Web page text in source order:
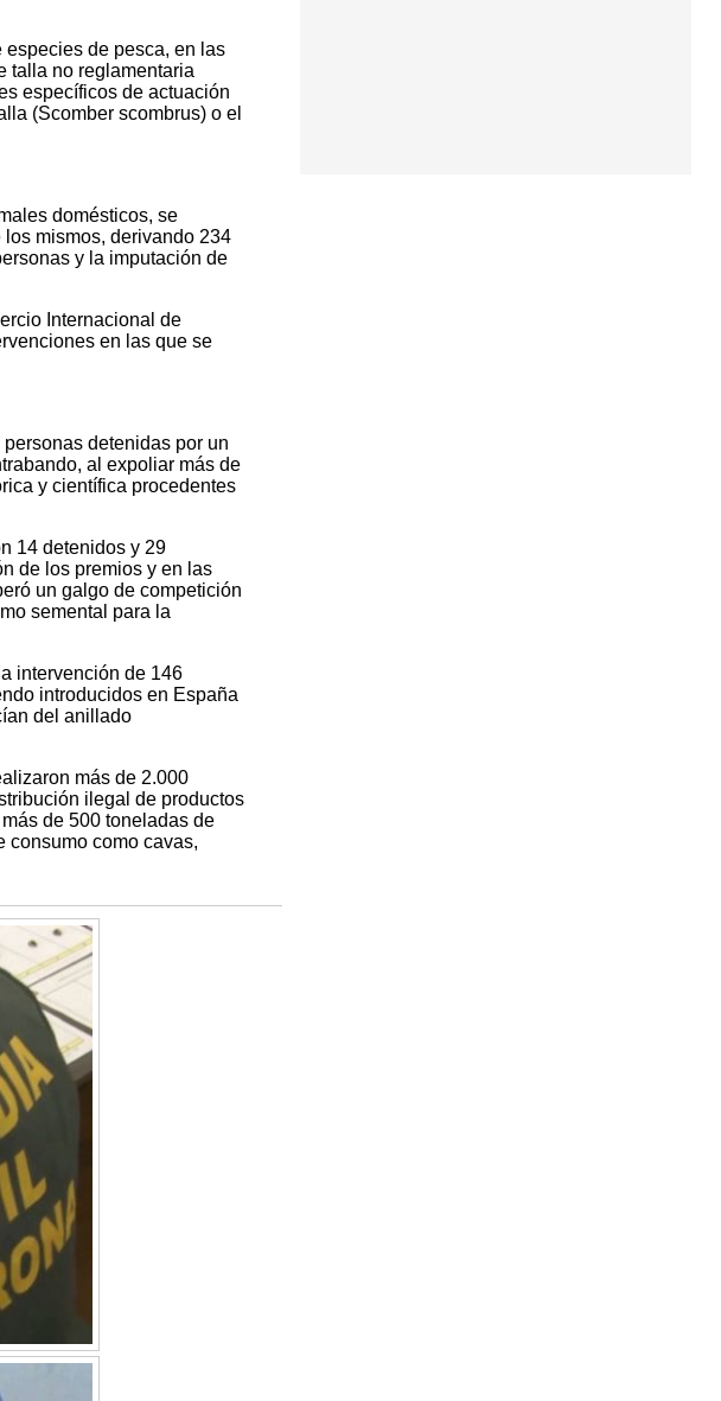
especies de pesca, en las
talla no reglamentaria
específicos de actuación
(Scomber scombrus) o el
domésticos, se
mismos, derivando 234
y la imputación de
Internacional de
en las que se
detenidas por un
al expoliar más de
y científica procedentes
14 detenidos y 29
de los premios y en las
un galgo de competición
semental para la
intervención de 146
introducidos en España
del anillado
más de 2.000
ilegal de productos
de 500 toneladas de
consumo como cavas,